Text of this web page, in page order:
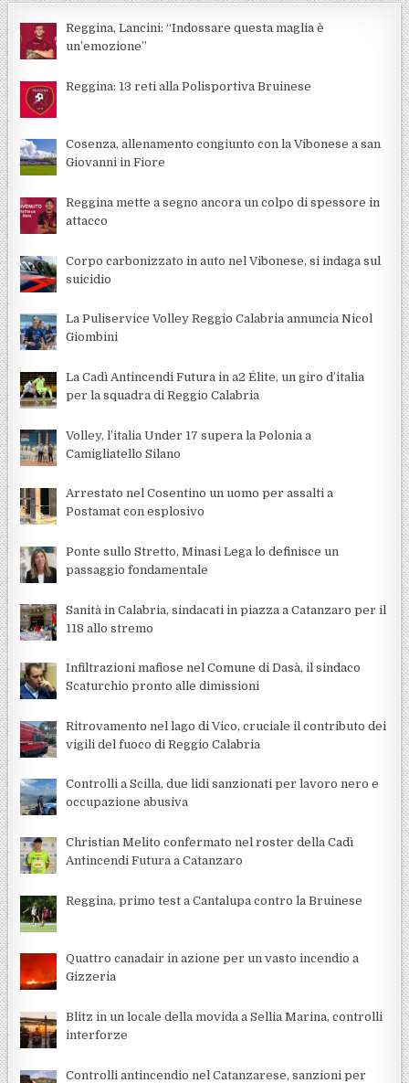
Reggina, Lancini: “Indossare questa maglia è
un’emozione”
Reggina: 13 reti alla Polisportiva Bruinese
Cosenza, allenamento congiunto con la Vibonese a san
Giovanni in Fiore
Reggina mette a segno ancora un colpo di spessore in
attacco
Corpo carbonizzato in auto nel Vibonese, si indaga sul
suicidio
La Puliservice Volley Reggio Calabria annuncia Nicol
Giombini
La Cadì Antincendi Futura in a2 Élite, un giro d’italia
per la squadra di Reggio Calabria
Volley, l’italia Under 17 supera la Polonia a
Camigliatello Silano
Arrestato nel Cosentino un uomo per assalti a
Postamat con esplosivo
Ponte sullo Stretto, Minasi Lega lo definisce un
passaggio fondamentale
Sanità in Calabria, sindacati in piazza a Catanzaro per il
118 allo stremo
Infiltrazioni mafiose nel Comune di Dasà, il sindaco
Scaturchio pronto alle dimissioni
Ritrovamento nel lago di Vico, cruciale il contributo dei
vigili del fuoco di Reggio Calabria
Controlli a Scilla, due lidi sanzionati per lavoro nero e
occupazione abusiva
Christian Melito confermato nel roster della Cadì
Antincendi Futura a Catanzaro
Reggina, primo test a Cantalupa contro la Bruinese
Quattro canadair in azione per un vasto incendio a
Gizzeria
Blitz in un locale della movida a Sellia Marina, controlli
interforze
Controlli antincendio nel Catanzarese, sanzioni per